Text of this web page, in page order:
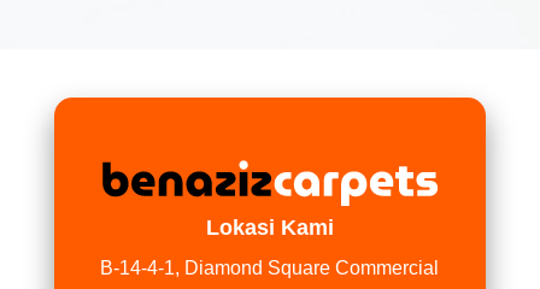
Lokasi Kami
B-14-4-1, Diamond Square Commercial